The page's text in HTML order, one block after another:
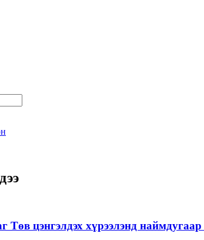
Төв цэнгэлдэх хүрээлэнд